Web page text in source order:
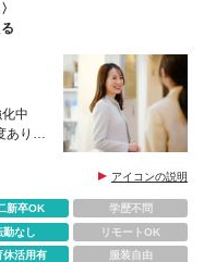
やり取りが中心ですが、
仕事へのモチベーションも
スタワー3F
中
あり
アイコンの説明
新卒OK
学歴不問
勤なし
リモートOK
休活用有
服装自由